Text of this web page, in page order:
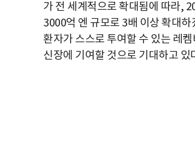
가 전 세계적으로 확대됨에 따라,
3000억 엔 규모로 3배 이상 확대
환자가 스스로 투여할 수 있는 레
신장에 기여할 것으로 기대하고 있